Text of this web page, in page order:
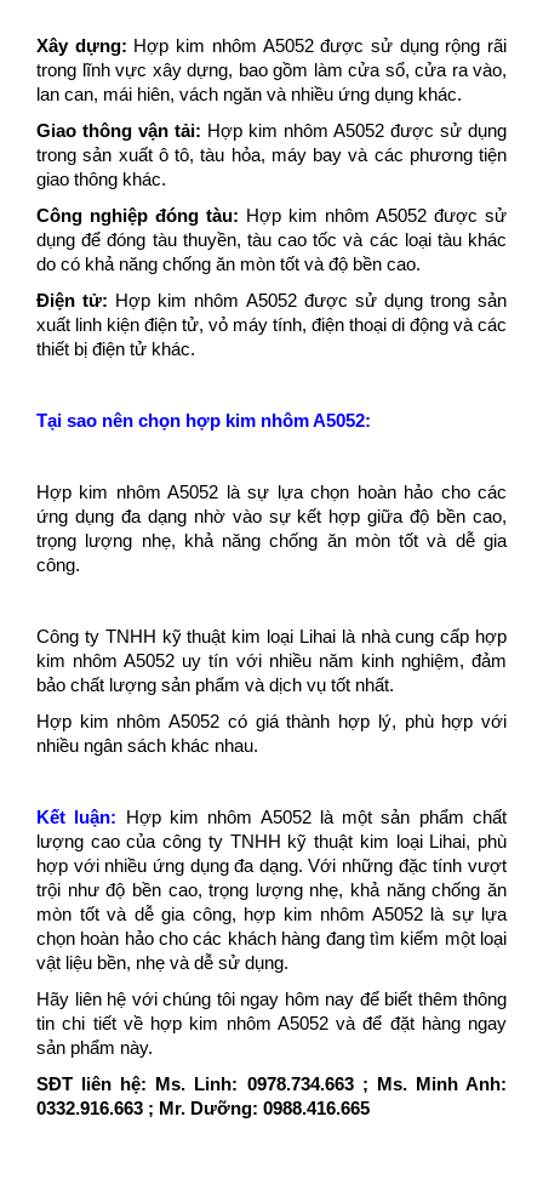
Xây dựng: Hợp kim nhôm A5052 được sử dụng rộng rãi
trong lĩnh vực xây dựng, bao gồm làm cửa sổ, cửa ra vào,
lan can, mái hiên, vách ngăn và nhiều ứng dụng khác.
Giao thông vận tải: Hợp kim nhôm A5052 được sử dụng
trong sản xuất ô tô, tàu hỏa, máy bay và các phương tiện
giao thông khác.
Công nghiệp đóng tàu: Hợp kim nhôm A5052 được sử
dụng để đóng tàu thuyền, tàu cao tốc và các loại tàu khác
do có khả năng chống ăn mòn tốt và độ bền cao.
Điện tử: Hợp kim nhôm A5052 được sử dụng trong sản
xuất linh kiện điện tử, vỏ máy tính, điện thoại di động và các
thiết bị điện tử khác.
Tại sao nên chọn hợp kim nhôm A5052:
Hợp kim nhôm A5052 là sự lựa chọn hoàn hảo cho các
ứng dụng đa dạng nhờ vào sự kết hợp giữa độ bền cao,
trọng lượng nhẹ, khả năng chống ăn mòn tốt và dễ gia
công.
Công ty TNHH kỹ thuật kim loại Lihai là nhà cung cấp hợp
kim nhôm A5052 uy tín với nhiều năm kinh nghiệm, đảm
bảo chất lượng sản phẩm và dịch vụ tốt nhất.
Hợp kim nhôm A5052 có giá thành hợp lý, phù hợp với
nhiều ngân sách khác nhau.
Kết luận:
Hợp kim nhôm A5052 là một sản phẩm chất
lượng cao của công ty TNHH kỹ thuật kim loại Lihai, phù
hợp với nhiều ứng dụng đa dạng. Với những đặc tính vượt
trội như độ bền cao, trọng lượng nhẹ, khả năng chống ăn
mòn tốt và dễ gia công, hợp kim nhôm A5052 là sự lựa
chọn hoàn hảo cho các khách hàng đang tìm kiếm một loại
vật liệu bền, nhẹ và dễ sử dụng.
Hãy liên hệ với chúng tôi ngay hôm nay để biết thêm thông
tin chi tiết về hợp kim nhôm A5052 và để đặt hàng ngay
sản phẩm này.
SĐT liên hệ: Ms. Linh: 0978.734.663 ; Ms. Minh Anh:
0332.916.663 ; Mr. Dưỡng: 0988.416.665